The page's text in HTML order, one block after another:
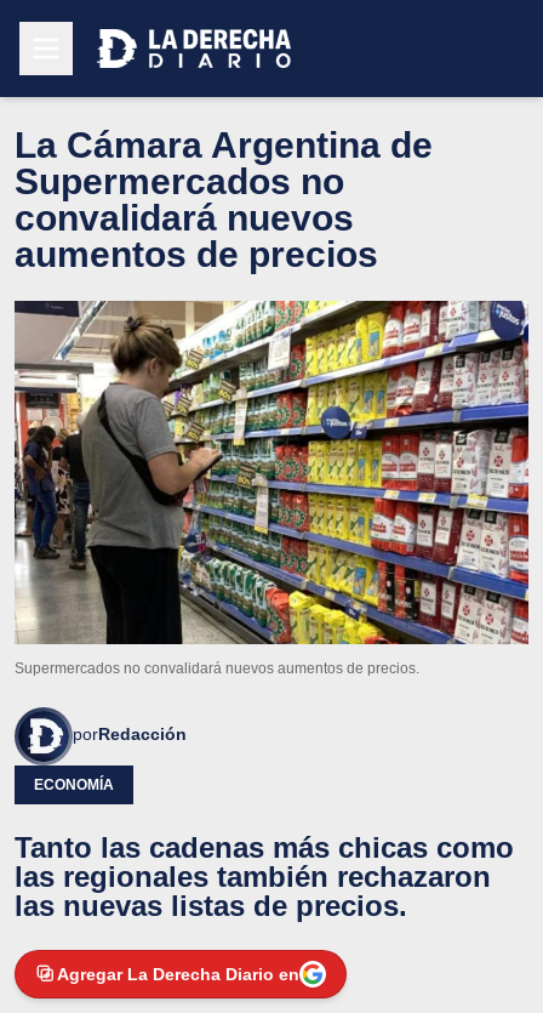
La Cámara Argentina de
Supermercados no
convalidará nuevos
aumentos de precios
Supermercados no convalidará nuevos aumentos de precios.
porRedacción
ECONOMÍA
Tanto las cadenas más chicas como
las regionales también rechazaron
las nuevas listas de precios.
Agregar La Derecha Diario en